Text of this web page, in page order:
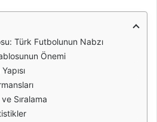
Türk Futbolunun Nabzı
Önemi
Sıralama